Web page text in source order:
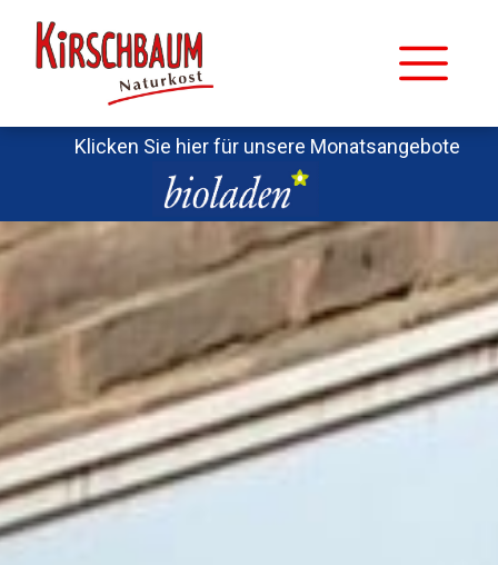
Klicken Sie hier für unsere Monatsangebote